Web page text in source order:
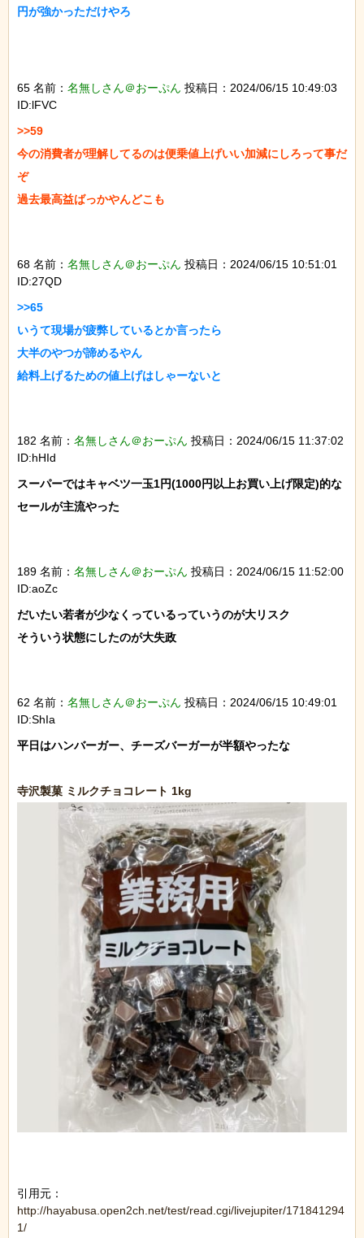
円が強かっただけやろ
65 名前： 名無しさん＠おーぷん 投稿日：2024/06/15 10:49:03
ID:lFVC
>>59
今の消費者が理解してるのは便乗値上げいい加減にしろって事だ
ぞ
過去最高益ばっかやんどこも
68 名前： 名無しさん＠おーぷん 投稿日：2024/06/15 10:51:01
ID:27QD
>>65
いうて現場が疲弊しているとか言ったら
大半のやつが諦めるやん
給料上げるための値上げはしゃーないと
182 名前： 名無しさん＠おーぷん 投稿日：2024/06/15 11:37:02
ID:hHId
スーパーではキャベツ一玉1円(1000円以上お買い上げ限定)的な
セールが主流やった
189 名前： 名無しさん＠おーぷん 投稿日：2024/06/15 11:52:00
ID:aoZc
だいたい若者が少なくっているっていうのが大リスク
そういう状態にしたのが大失政
62 名前： 名無しさん＠おーぷん 投稿日：2024/06/15 10:49:01
ID:ShIa
平日はハンバーガー、チーズバーガーが半額やったな
引用元：
http://hayabusa.open2ch.net/test/read.cgi/livejupiter/171841294
1/